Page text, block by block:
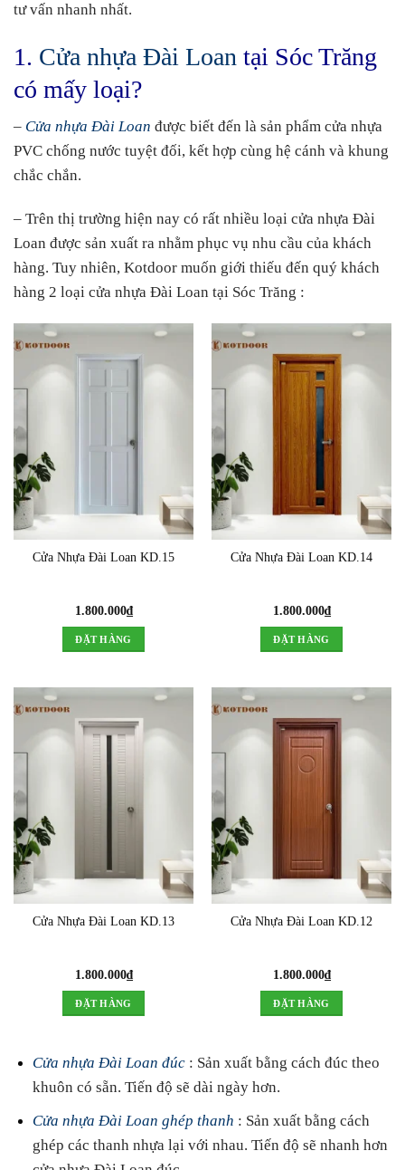
tư vấn nhanh nhất.
1. Cửa nhựa Đài Loan tại Sóc Trăng
có mấy loại?
– Cửa nhựa Đài Loan được biết đến là sản phẩm cửa nhựa
PVC chống nước tuyệt đối, kết hợp cùng hệ cánh và khung
chắc chắn.
– Trên thị trường hiện nay có rất nhiều loại cửa nhựa Đài
Loan được sản xuất ra nhằm phục vụ nhu cầu của khách
hàng. Tuy nhiên, Kotdoor muốn giới thiếu đến quý khách
hàng 2 loại cửa nhựa Đài Loan tại Sóc Trăng :
Cửa Nhựa Đài Loan KD.15
1.800.000₫
ĐẶT HÀNG
Cửa Nhựa Đài Loan KD.14
1.800.000₫
ĐẶT HÀNG
Cửa Nhựa Đài Loan KD.13
1.800.000₫
ĐẶT HÀNG
Cửa Nhựa Đài Loan KD.12
1.800.000₫
ĐẶT HÀNG
Cửa nhựa Đài Loan đúc: Sản xuất bằng cách đúc theo
khuôn có sẵn. Tiến độ sẽ dài ngày hơn.
Cửa nhựa Đài Loan ghép thanh : Sản xuất bằng cách
ghép các thanh nhựa lại với nhau. Tiến độ sẽ nhanh hơn